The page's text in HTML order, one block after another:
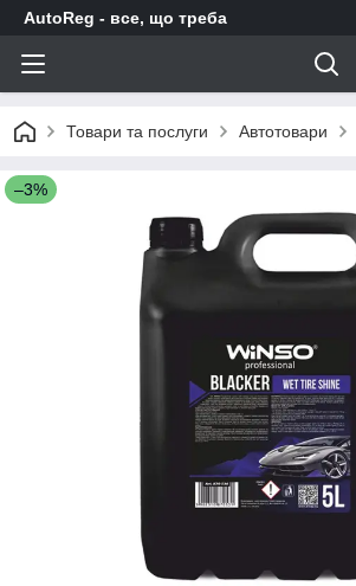
AutoReg - все, що треба
Товари та послуги Автотовари
–3%